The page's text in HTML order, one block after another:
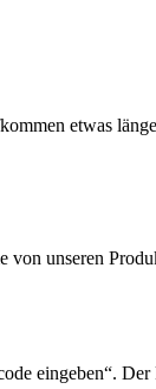
etwas
von unseren
eingeben“.